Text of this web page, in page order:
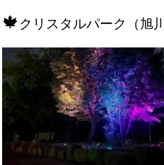
🍁 クリスタルパーク （旭